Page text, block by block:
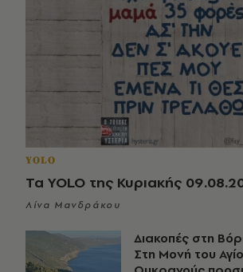
YOLO
Τα YOLO της Κυριακής
Λίνα Μανδράκου
Διακοπές στη
Στη Μονή του